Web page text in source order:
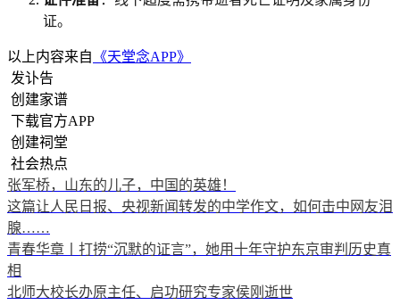
证。
以上内容来自 《天堂念APP》
发讣告
创建家谱
下载官方APP
创建祠堂
社会热点
张军桥，山东的儿子，中国的英雄！
这篇让人民日报、央视新闻转发的中学作文，如何击中网友泪
腺……
青春华章丨打捞“沉默的证言”，她用十年守护东京审判历史真
相
北师大校长办原主任、启功研究专家侯刚逝世